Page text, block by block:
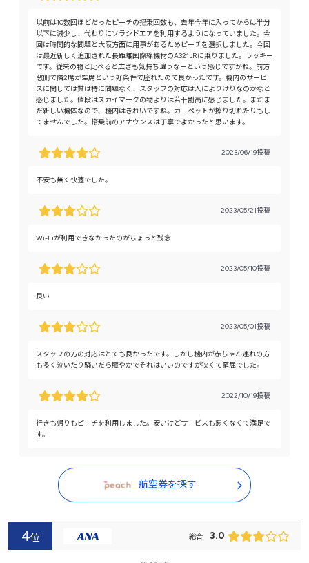
以前は10数回ほどだったピーチの搭乗回数も、去年今年に入ってからは半分
以下に減少し、代わりにソラシドエアを利用するようになっていました。今
回は時間的な問題と大阪方面に用事があるためピーチを選択しました。今回
は最近新しく追加された長距離国際線機材のA321LRに乗りました。ラッキー
です。従来の物と比べると広さも気持ち違うなーという感じですかね。前方
窓側で隣2席が空席という好条件で座れたので良かったです。機内のサービ
スに関しては質は特に問題なく、スタッフの対応は人によりけりなのかなと
感じました。値段はスカイマークの物よりは若干割高に感じました。まだま
だ新しい機体なので、機内はきれいですね。カーペットが擦り切れたりもし
てませんでした。搭乗前のアナウンスは丁寧でよかったと思います。
2023/06/19投稿
不安も無く快適でした。
2023/05/21投稿
Wi-Fiが利用できなかったのがちょっと残念
2023/05/10投稿
良い
2023/05/01投稿
スタッフの方の対応はとても良かったです。しかし機内が赤ちゃん連れの方
も多く泣いたり騒いだら賑やかでそれはいいのですが狭くて窮屈でした。
2022/10/19投稿
行きも帰りもピーチを利用しました。安いけどサービスも悪くなくて満足で
す。
航空券を探す
4位 総合 3.0